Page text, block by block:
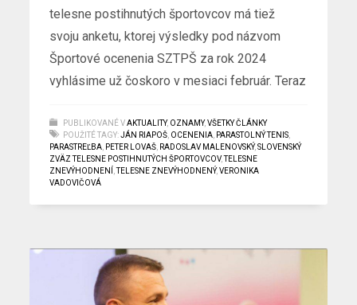
telesne postihnutých športovcov má tiež
svoju anketu, ktorej výsledky pod názvom
Športové ocenenia SZTPŠ za rok 2024
vyhlásime už čoskoro v mesiaci február. Teraz
PUBLIKOVANÉ V AKTUALITY, OZNAMY,VŠETKY ČLÁNKY
POUŽITÉ TAGY: JÁN RIAPOŠ OCENENIA PARASTOLNÝ TENIS
PARASTREĽBA PETER LOVAŠ RADOSLAV MALENOVSKÝ,SLOVENSKÝ
ZVÄZ TELESNE POSTIHNUTÝCH ŠPORTOVCOV,TELESNE
ZNEVÝHODNENÍ
,TELESNE ZNEVÝHODNENÝ,VERONIKA
VADOVIČOVÁ